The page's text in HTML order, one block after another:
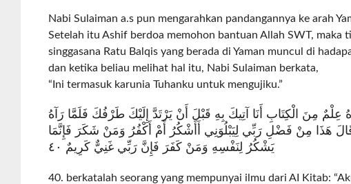
Nabi Sulaiman a.s pun mengarahkan pandangannya ke arah
Setelah itu Ashif berdoa memohon bantuan Allah SWT, maka
singgasana Ratu Balqis yang berada di Yaman muncul di
dan ketika beliau melihat hal itu, Nabi Sulaiman berkata,
“Ini termasuk karunia Tuhanku untuk mengujiku.”
عِلْمٌ مِنَ الْكِتَابِ أَنَا آتِيكَ بِهِ قَبْلَ أَنْ يَرْتَدَّ إِلَيْكَ طَرْفُكَ فَلَمَّا رَآهُ
هَذَا مِنْ فَضْلِ رَبِّي لِيَبْلُوَنِي أَأَشْكُرُ أَمْ أَكْفُرُ وَمَنْ شَكَرَ فَإِنَّمَا
يَشْكُرُ لِنَفْسِهِ وَمَنْ كَفَرَ فَإِنَّ رَبِّي غَنِيٌّ كَرِيمٌ ٤٠
40. berkatalah seorang yang mempunyai ilmu dari AI Kitab: